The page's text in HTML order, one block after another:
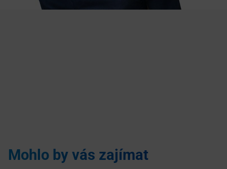
Mohlo by vás zajímat